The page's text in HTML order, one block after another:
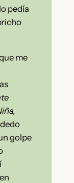
pedía
me
golpe